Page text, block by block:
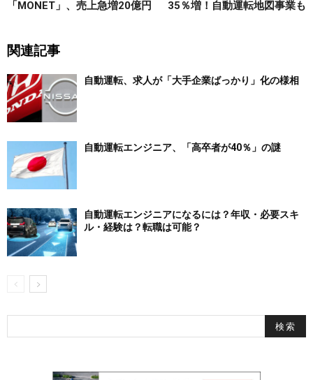
「MONET」、売上急増20億円
35％増！自動運転地図事業も
関連記事
自動運転、求人が「大手企業ばっかり」化の様相
自動運転エンジニア、「高卒者が40％」の謎
自動運転エンジニアになるには？年収・必要スキ
ル・経験は？転職は可能？